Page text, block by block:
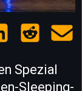
Spezial
Sleeping-